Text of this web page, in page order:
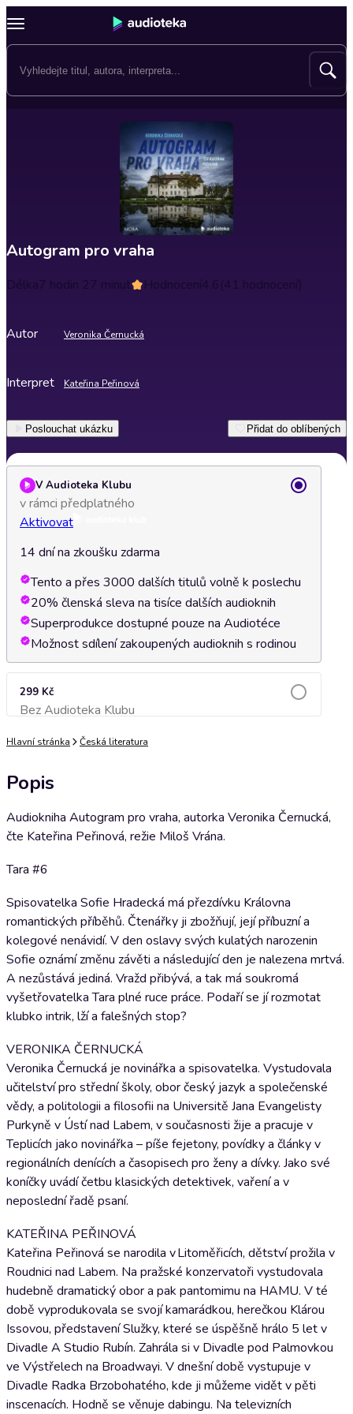
Autogram pro vraha
Délka7 hodin 27 minut Hodnocení4.6(41 hodnocení)
Autor Veronika Černucká
Interpret Kateřina Peřinová
Poslouchat ukázku Přidat do oblíbených
V Audioteka Klubu
v rámci předplatného
Aktivovat
14 dní na zkoušku zdarma
Tento a přes 3000 dalších titulů volně k poslechu
20% členská sleva na tisíce dalších audioknih
Superprodukce dostupné pouze na Audiotéce
Možnost sdílení zakoupených audioknih s rodinou
299 Kč
Bez Audioteka KlubuPřidat do košíku
Hlavní stránka Česká literatura
Popis
Audiokniha Autogram pro vraha, autorka Veronika Černucká,
čte Kateřina Peřinová, režie Miloš Vrána.
Tara #6
Spisovatelka Sofie Hradecká má přezdívku Královna
romantických příběhů. Čtenářky ji zbožňují, její příbuzní a
kolegové nenávidí. V den oslavy svých kulatých narozenin
Sofie oznámí změnu závěti a následující den je nalezena mrtvá.
A nezůstává jediná. Vražd přibývá, a tak má soukromá
vyšetřovatelka Tara plné ruce práce. Podaří se jí rozmotat
klubko intrik, lží a falešných stop?
VERONIKA ČERNUCKÁ
Veronika Černucká je novinářka a spisovatelka. Vystudovala
učitelství pro střední školy, obor český jazyk a společenské
vědy, a politologii a filosofii na Universitě Jana Evangelisty
Purkyně v Ústí nad Labem, v současnosti žije a pracuje v
Teplicích jako novinářka – píše fejetony, povídky a články v
regionálních denících a časopisech pro ženy a dívky. Jako své
koníčky uvádí četbu klasických detektivek, vaření a v
neposlední řadě psaní.
KATEŘINA PEŘINOVÁ
Kateřina Peřinová se narodila v Litoměřicích, dětství prožila v
Roudnici nad Labem. Na pražské konzervatoři vystudovala
hudebně dramatický obor a pak pantomimu na HAMU. V té
době vyprodukovala se svojí kamarádkou, herečkou Klárou
Issovou, představení Služky, které se úspěšně hrálo 5 let v
Divadle A Studio Rubín. Zahrála si v Divadle pod Palmovkou
ve Výstřelech na Broadwayi. V dnešní době vystupuje v
Divadle Radka Brzobohatého, kde ji můžeme vidět v pěti
inscenacích. Hodně se věnuje dabingu. Na televizních